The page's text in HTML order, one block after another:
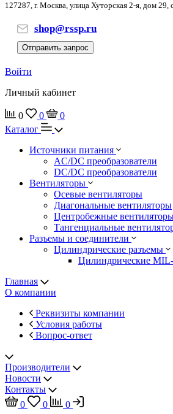
127287, г. Москва, улица Хуторская 2-я, дом
shop@rssp.ru
Отправить запрос
Войти
Личный кабинет
0 0
0
Каталог
Источники питания
AC/DC преобразователи
DC/DC преобразователи
Вентиляторы
Осевые вентиляторы
Диагональные вентиляторы
Центробежные
Тангенциальные
Разъемы и соединители
Цилиндрические разъемы
Цилиндрические
Главная
О компании
Реквизиты компании
Условия работы
Вопрос-ответ
Производители
Новости
Контакты
0
0
0